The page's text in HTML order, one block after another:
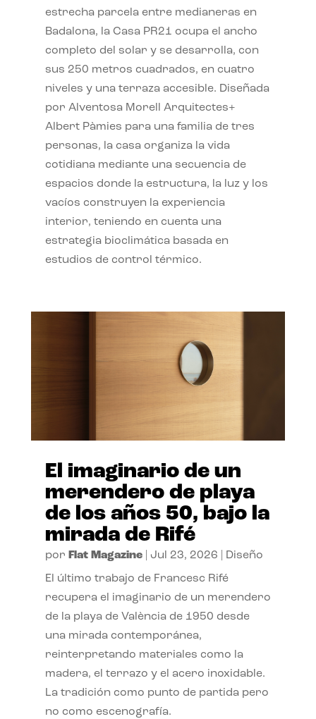
estrecha parcela entre medianeras en
Badalona, la Casa PR21 ocupa el ancho
completo del solar y se desarrolla, con
sus 250 metros cuadrados, en cuatro
niveles y una terraza accesible. Diseñada
por Alventosa Morell Arquitectes+
Albert Pàmies para una familia de tres
personas, la casa organiza la vida
cotidiana mediante una secuencia de
espacios donde la estructura, la luz y los
vacíos construyen la experiencia
interior, teniendo en cuenta una
estrategia bioclimática basada en
estudios de control térmico.
El imaginario de un
merendero de playa
de los años 50, bajo la
mirada de Rifé
por Flat Magazine| Jul 23, 2026 Diseño
El último trabajo de Francesc Rifé
recupera el imaginario de un merendero
de la playa de València de 1950 desde
una mirada contemporánea,
reinterpretando materiales como la
madera, el terrazo y el acero inoxidable.
La tradición como punto de partida pero
no como escenografía.